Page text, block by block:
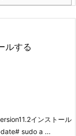
ルする
11.2インストール
sudo a ...